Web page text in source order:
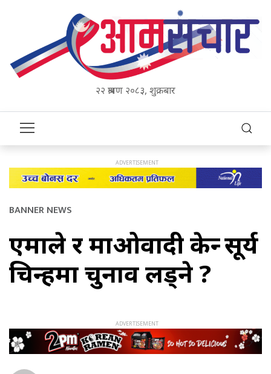
२२ श्रावण २०८३, शुक्रबार
BANNER NEWS
एमाले र माओवादी केन्द्र सूर्य
चिन्हमा चुनाव लड्ने ?